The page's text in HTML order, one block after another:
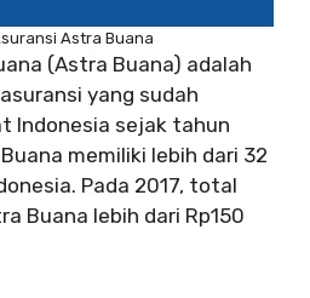
Astra Buana
(Astra Buana) adalah
yang sudah
Indonesia sejak tahun
memiliki lebih dari 32
Pada 2017, total
Buana lebih dari Rp150